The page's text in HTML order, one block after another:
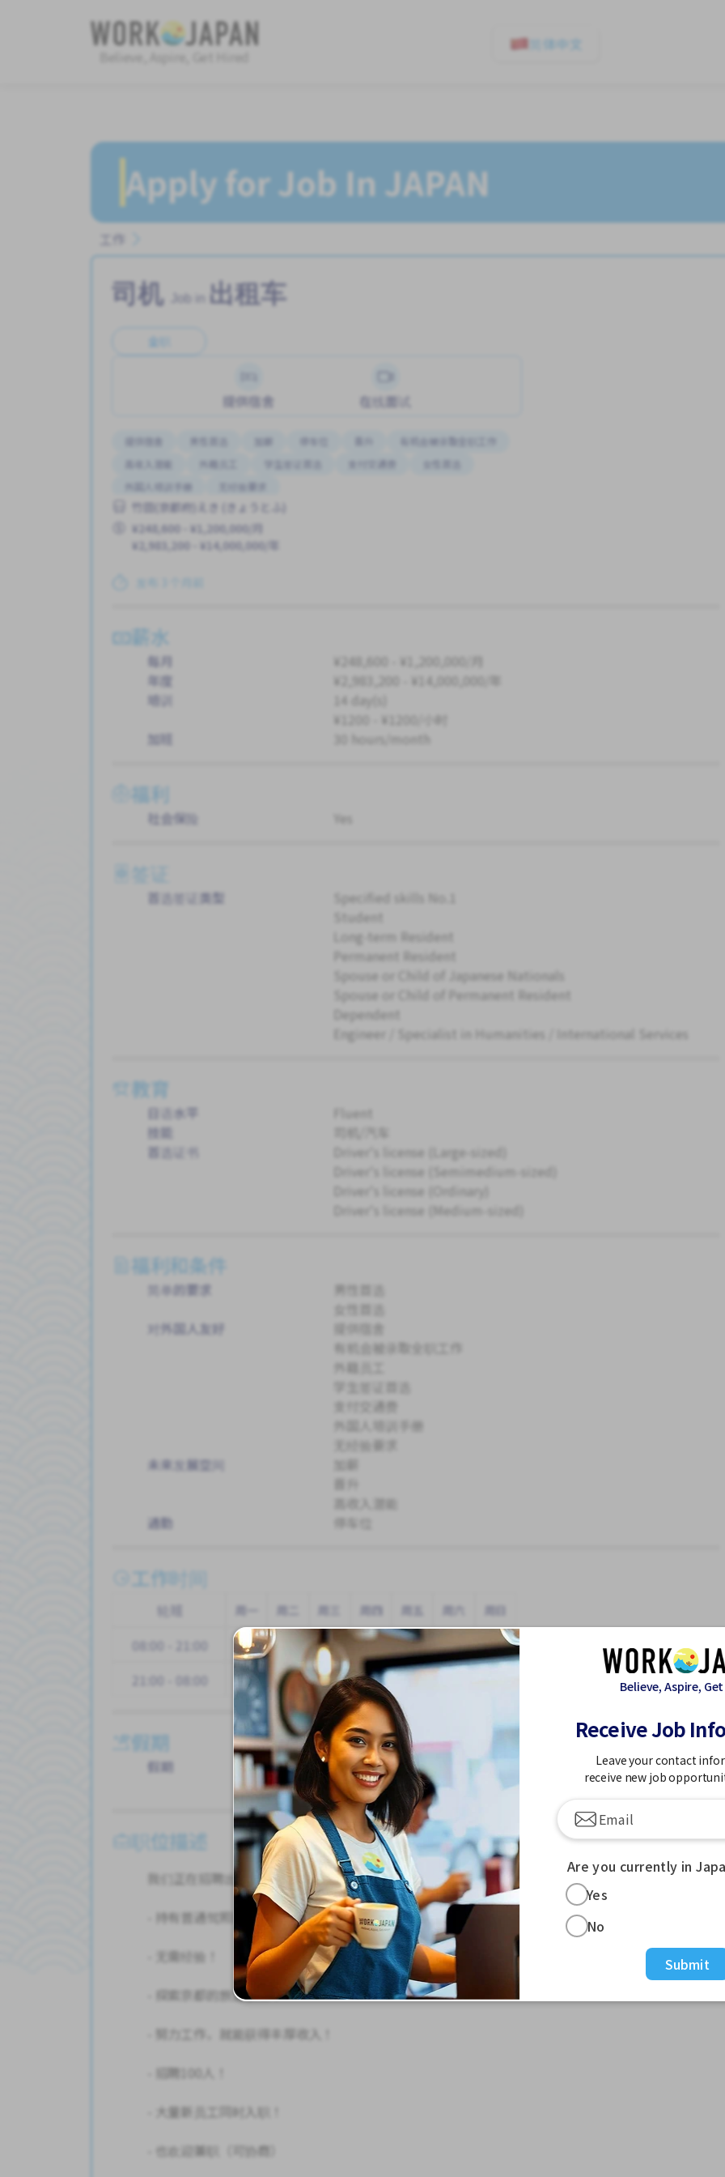
Believe, Aspire, Get Hired
简体中文
Apply for Job In JAPAN
工作
司机 出租车
全职
提供宿舍 在线面试
提供宿舍 男性首选 加薪 停车位
有机会被录取全职工作
高收入潜能
外籍员工 学生签证首选 支付交通费
外国人培训手册
无经验要求
竹田(京都府)えき (きょうとふ)
¥248,600 - ¥1,200,000/月
¥2,983,200 - ¥14,000,000/年
发布 3 个月前
薪水
每月
¥248,600 - ¥1,200,000/月
年度
¥2,983,200 - ¥14,000,000/年
培训
14 day(s)
¥1200 - ¥1200/小时
加班
30 hours/month
福利
社会保险 Yes
签证
首选签证类型
Specified skills No.1
Student
Long-term Resident
Permanent Resident
Spouse or Child of Japanese Nationals
Spouse or Child of Permanent Resident
Dependent
Engineer / Specialist in Humanities / International Services
教育
日语水平
Fluent
技能
司机/汽车
首选证书
Driver's license (Large-sized)
Driver's license (Semimedium-sized)
Driver's license (Ordinary)
Driver's license (Medium-sized)
福利和条件
简单的要求
男性首选
女性首选
对外国人友好
提供宿舍
有机会被录取全职工作
外籍员工
学生签证首选
支付交通费
外国人培训手册
无经验要求
未来发展空间
加薪
高收入潜能
通勤
停车位
工作时间
轮班 周一 周二 周三 周四 周五 周六 周日
08:00 - 21:00
21:00 - 08:00
假期
假期
带薪休假
其他
职位描述
我们正在招聘出租车司机！无需经验！第一年即可赚取超过420万日元！
- 持有普通驾照即可！
- 无需经验！
- 探索京都的旅游景点！
- 努力工作，就能获得丰厚收入！
- 招聘100人！
- 大量新员工同时入职！
- 也欢迎兼职（可协商）
Believe, Aspire,
Receive Job
Leave your contact
receive new job
Are you currently in
Yes
No
Submit